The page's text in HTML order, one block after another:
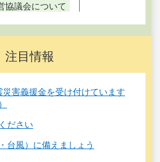
協議会について
注目情報
害義援金を受け付けています
ださい
台風）に備えましょう